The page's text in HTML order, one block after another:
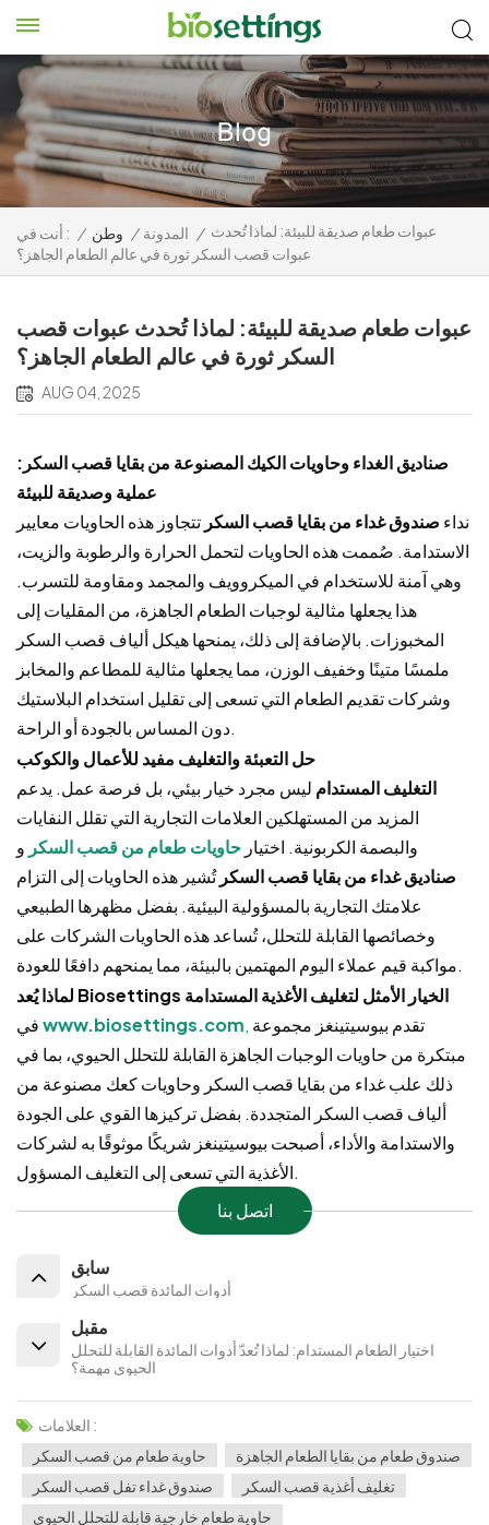
أنت في : / وطن / المدونة / عبوات طعام صديقة للبيئة: لماذا تُحدث
عبوات قصب السكر ثورة في عالم الطعام الجاهز؟
عبوات طعام صديقة للبيئة: لماذا تُحدث عبوات قصب
السكر ثورة في عالم الطعام الجاهز؟
AUG 04, 2025
صناديق الغداء وحاويات الكيك المصنوعة من بقايا قصب السكر:
عملية وصديقة للبيئة
نداء صندوق غداء من بقايا قصب السكر تتجاوز هذه الحاويات معايير
الاستدامة. صُممت هذه الحاويات لتحمل الحرارة والرطوبة والزيت،
وهي آمنة للاستخدام في الميكروويف والمجمد ومقاومة للتسرب.
هذا يجعلها مثالية لوجبات الطعام الجاهزة، من المقليات إلى
المخبوزات. بالإضافة إلى ذلك، يمنحها هيكل ألياف قصب السكر
ملمسًا متينًا وخفيف الوزن، مما يجعلها مثالية للمطاعم والمخابز
وشركات تقديم الطعام التي تسعى إلى تقليل استخدام البلاستيك
دون المساس بالجودة أو الراحة.
حل التعبئة والتغليف مفيد للأعمال والكوكب
التغليف المستدام ليس مجرد خيار بيئي، بل فرصة عمل. يدعم
المزيد من المستهلكين العلامات التجارية التي تقلل النفايات
والبصمة الكربونية. اختيار حاويات طعام من قصب السكر و
صناديق غداء من بقايا قصب السكر تُشير هذه الحاويات إلى التزام
علامتك التجارية بالمسؤولية البيئية. بفضل مظهرها الطبيعي
وخصائصها القابلة للتحلل، تُساعد هذه الحاويات الشركات على
مواكبة قيم عملاء اليوم المهتمين بالبيئة، مما يمنحهم دافعًا للعودة.
لماذا يُعد Biosettings الخيار الأمثل لتغليف الأغذية المستدامة
www.biosettings.com,
مبتكرة من حاويات الوجبات الجاهزة القابلة للتحلل الحيوي، بما في
ذلك علب غداء من بقايا قصب السكر وحاويات كعك مصنوعة من
ألياف قصب السكر المتجددة. بفضل تركيزها القوي على الجودة
والاستدامة والأداء، أصبحت بيوسيتينغز شريكًا موثوقًا به لشركات
الأغذية التي تسعى إلى التغليف المسؤول.
اتصل بنا
سابق
أدوات المائدة قصب السكر
مقبل
اختيار الطعام المستدام: لماذا تُعدّ أدوات المائدة القابلة للتحلل
الحيوي مهمة؟
العلامات :
حاوية طعام من قصب السكر
صندوق طعام من بقايا الطعام الجاهزة
صندوق غداء تفل قصب السكر
تغليف أغذية قصب السكر
حاوية طعام خارجية قابلة للتحلل الحيوي